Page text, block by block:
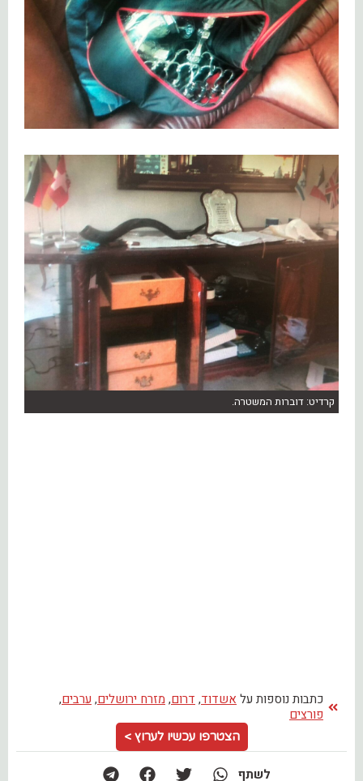
קרדיט: דוברות המשטרה.
כתבות נוספות על אשדוד, דרום, מזרח ירושלים, ערבים,
פורצים
הצטרפו עכשיו לערוץ >
לשתף